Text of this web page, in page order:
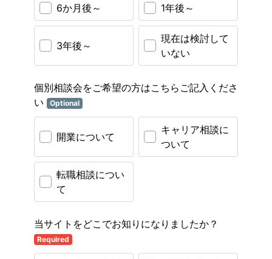
6か月後～ 1年後～
3年後～
現在は検討して
いない
個別相談会をご希望の方はこちらご記入くださ
い
Optional
開業について
キャリア相談に
ついて
転職相談につい
て
当サイトをどこでお知りになりましたか？
Required